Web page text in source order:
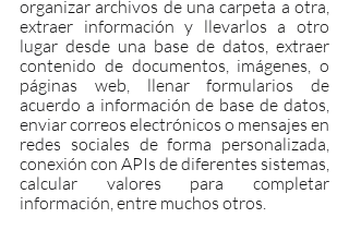
organizar archivos de una carpeta a otra,
extraer información y llevarlos a otro
lugar desde una base de datos, extraer
contenido de documentos, imágenes, o
páginas web, llenar formularios de
acuerdo a información de base de datos,
enviar correos electrónicos o mensajes en
redes sociales de forma personalizada,
conexión con APIs de diferentes sistemas,
calcular valores para completar
información, entre muchos otros.